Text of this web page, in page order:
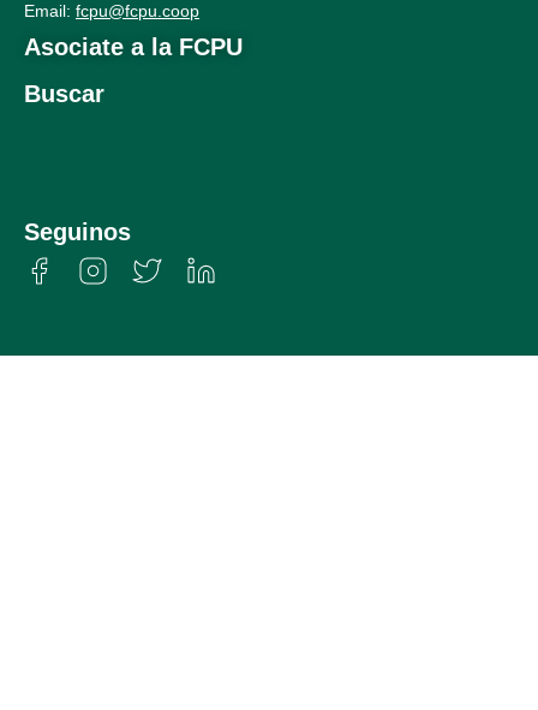
Email: fcpu@fcpu.coop
Asociate a la FCPU
Buscar
Seguinos